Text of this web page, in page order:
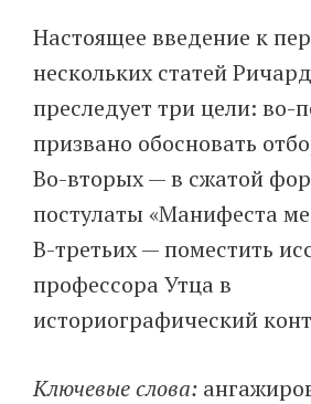
Настоящее введение к
нескольких статей
преследует три цели: во-
призвано обосновать
Во-вторых — в сжатой
постулаты «Манифеста
В-третьих — поместить
профессора Утца в
историографический
Ключевые слова: